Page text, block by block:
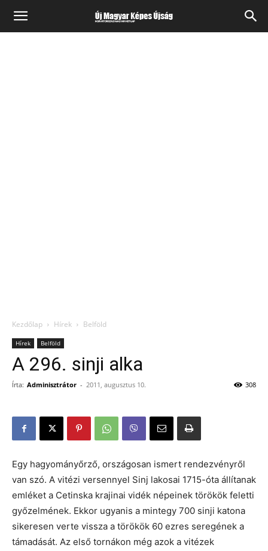
Kezdőlap Hírek Belföld
Hírek Belföld
A 296. sinji alka
Írta: Adminisztrátor - 2011, augusztus 10. 308
Egy hagyományőrző, országosan ismert rendezvényről
van szó. A vitézi versennyel Sinj lakosai 1715-óta állítanak
emléket a Cetinska krajinai vidék népeinek törökök feletti
győzelmének. Ekkor ugyanis a mintegy 700 sinji katona
sikeresen verte vissza a törökök 60 ezres seregének a
támadását. Az első tornákon még azok a vitézek